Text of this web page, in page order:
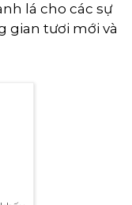
lá cho các sự
gian tươi mới và